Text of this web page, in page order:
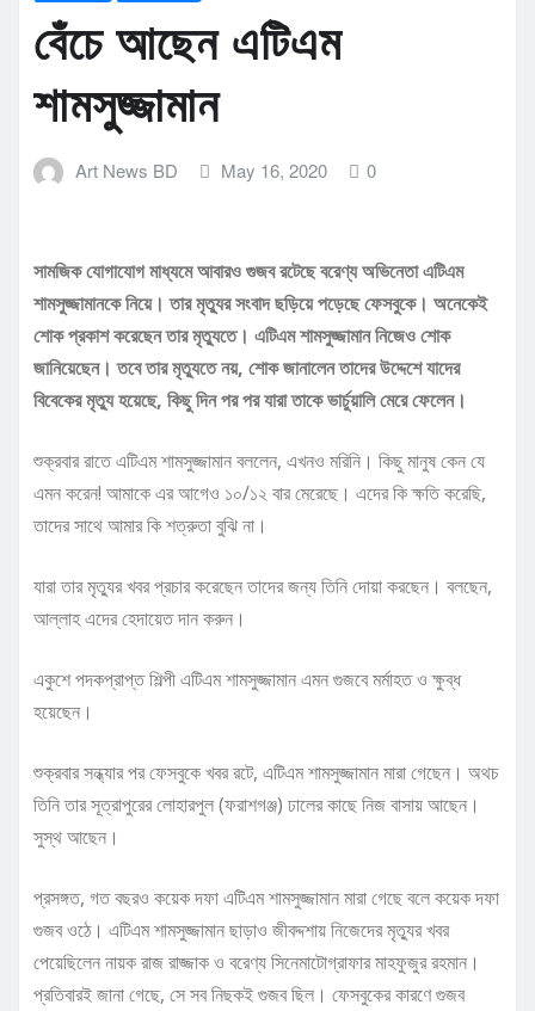
বেঁচে আছেন এটিএম
শামসুজ্জামান
Art News BD May 16, 2020 0
সামজিক যোগাযোগ মাধ্যমে আবারও গুজব রটেছে বরেণ্য অভিনেতা এটিএম
শামসুজ্জামানকে নিয়ে। তার মৃত্যুর সংবাদ ছড়িয়ে পড়েছে ফেসবুকে। অনেকেই
শোক প্রকাশ করেছেন তার মৃত্যুতে। এটিএম শামসুজ্জামান নিজেও শোক
জানিয়েছেন। তবে তার মৃত্যুতে নয়, শোক জানালেন তাদের উদ্দেশে যাদের
বিবেকের মৃত্যু হয়েছে, কিছু দিন পর পর যারা তাকে ভার্চুয়ালি মেরে ফেলেন।
শুক্রবার রাতে এটিএম শামসুজ্জামান বললেন, এখনও মরিনি। কিছু মানুষ কেন যে
এমন করেন! আমাকে এর আগেও ১০/১২ বার মেরেছে। এদের কি ক্ষতি করেছি,
তাদের সাথে আমার কি শত্রুতা বুঝি না।
যারা তার মৃত্যুর খবর প্রচার করেছেন তাদের জন্য তিনি দোয়া করছেন। বলছেন,
আল্লাহ এদের হেদায়েত দান করুন।
একুশে পদকপ্রাপ্ত শিল্পী এটিএম শামসুজ্জামান এমন গুজবে মর্মাহত ও ক্ষুব্ধ
হয়েছেন।
শুক্রবার সন্ধ্যার পর ফেসবুকে খবর রটে, এটিএম শামসুজ্জামান মারা গেছেন। অথচ
তিনি তার সূত্রাপুরের লোহারপুল (ফরাশগঞ্জ) ঢালের কাছে নিজ বাসায় আছেন।
সুস্থ আছেন।
প্রসঙ্গত, গত বছরও কয়েক দফা এটিএম শামসুজ্জামান মারা গেছে বলে কয়েক দফা
গুজব ওঠে। এটিএম শামসুজ্জামান ছাড়াও জীবদ্দশায় নিজেদের মৃত্যুর খবর
পেয়েছিলেন নায়ক রাজ রাজ্জাক ও বরেণ্য সিনেমাটোগ্রাফার মাহফুজুর রহমান।
প্রতিবারই জানা গেছে, সে সব নিছকই গুজব ছিল। ফেসবুকের কারণে গুজব